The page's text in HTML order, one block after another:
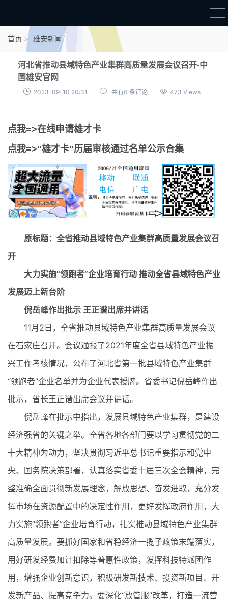
审核通过公示
首页 雄安新闻
河北省推动县域特色产业集群高质量发展会议召开-中
国雄安官网
2023-09-10 20:31 共有0 条评论 473 Views
点我=>在线申请雄才卡
点我=>"雄才卡"历届审核通过名单公示合集
原标题：全省推动县域特色产业集群高质量发展会议召
开
大力实施“领跑者”企业培育行动 推动全省县域特色产业
发展迈上新台阶
倪岳峰作出批示 王正谱出席并讲话
11月2日，全省推动县域特色产业集群高质量发展会议
在石家庄召开。会议通报了2021年度全省县域特色产业振
兴工作考核情况，公布了河北省第一批县域特色产业集群
“领跑者”企业名单并为企业代表授牌。省委书记倪岳峰作出
批示，省长王正谱出席会议并讲话。
倪岳峰在批示中指出，发展县域特色产业集群，是建设
经济强省的关键之举。全省各地各部门要以学习贯彻党的二
十大精神为动力，坚决贯彻习近平总书记重要指示和党中
央、国务院决策部署，认真落实省委十届三次全会精神，完
整准确全面贯彻新发展理念，解放思想、奋发进取，充分发
挥市场在资源配置中的决定性作用，更好发挥政府作用，大
力实施“领跑者”企业培育行动，扎实推动县域特色产业集群
高质量发展。要抓好国家和省稳经济一揽子政策末端落实，
用好研发经费加计扣除等普惠性政策，发挥科技特派团作
用，增强企业创新意识，积极研发新技术、投资新项目、开
发新产品、提高竞争力。要深化“放管服”改革，打造一流营